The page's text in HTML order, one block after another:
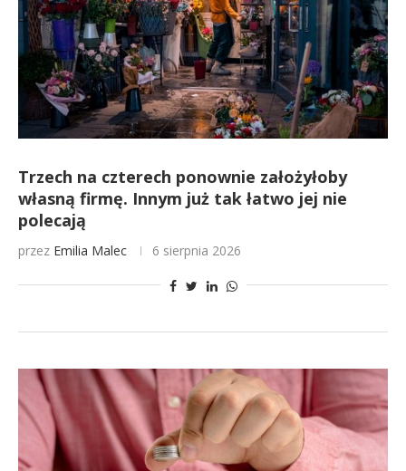
Trzech na czterech ponownie założyłoby
własną firmę. Innym już tak łatwo jej nie
polecają
przez Emilia Malec 6 sierpnia 2026